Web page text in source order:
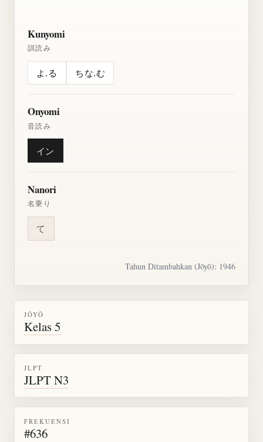
Kunyomi
訓読み
よ.る ちな.む
Onyomi
音読み
イン
Nanori
名乗り
て
Tahun Ditambahkan (Jōyō): 1946
JŌYŌ
Kelas 5
JLPT
JLPT N3
FREKUENSI
#636